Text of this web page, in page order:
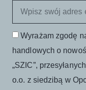
Wyrażam zgodę
handlowych o
„SZIC”,
o.o. z siedzibą w